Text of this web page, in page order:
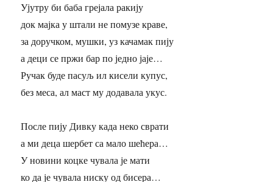
Ујутру би баба грејала ракију
док мајка у штали не помузе краве,
за доручком, мушки, уз качамак пију
а деци се пржи бар по једно јаје…
Ручак буде пасуљ ил кисели купус,
без меса, ал маст му додавала укус.
После пију Дивку када неко сврати
а ми деца шербет са мало шећера…
У новини коцке чувала је мати
ко да је чувала ниску од бисера…